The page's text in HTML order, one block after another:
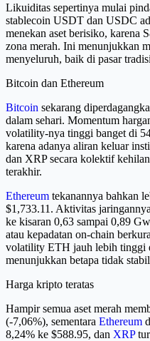
Likuiditas sepertinya mulai
stablecoin USDT dan USDC
menekan aset berisiko,
zona merah. Ini menunjukkan
menyeluruh, baik di pasar
Bitcoin dan Ethereum
Bitcoin sekarang
dalam sehari. Momentum
volatility-nya tinggi banget di
karena adanya aliran keluar
dan XRP secara kolektif
terakhir.
Ethereum tekanannya bahkan
$1,733.11. Aktivitas
ke kisaran 0,63 sampai 0,89
atau kepadatan on-chain
volatility ETH jauh lebih tinggi
menunjukkan betapa tidak
Harga kripto teratas
Hampir semua aset merah
(-7,06%), sementara Ethereum
8,24% ke $588.95, dan XRP